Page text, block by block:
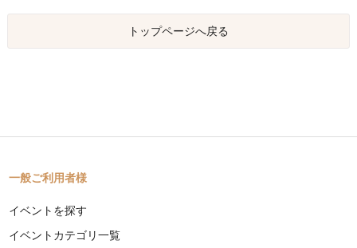
トップページへ戻る
一般ご利用者様
イベントを探す
イベントカテゴリ一覧